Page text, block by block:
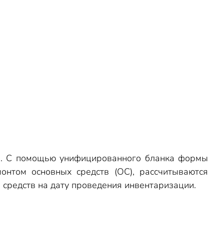
С помощью унифицированного бланка формы
основных средств (ОС), рассчитываются
на дату проведения инвентаризации.